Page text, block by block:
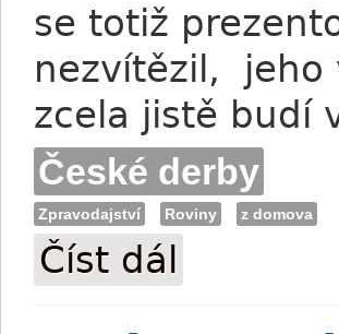
se totiž
nezvítězil, jeho
zcela jistě budí
České derby
Zpravodajství Roviny z domova
Číst dál